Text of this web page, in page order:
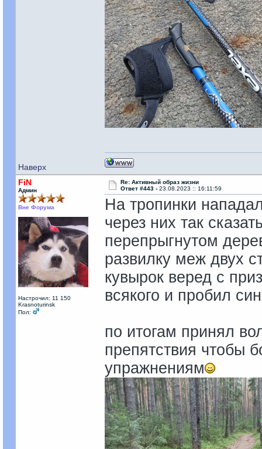
Наверх
FiN
Админ
Вне Форума
Настрочил: 11 150
Krasnoturinsk
Пол:
Re: Активный образ жизни
Ответ #443 - 23.08.2023 :: 16:11:59
На тропинки
через них так
перепрыгнутом
развилку меж двух
кувырок веред с
всякого и пробил
по итогам принял
препятствия чтобы
упражнениям